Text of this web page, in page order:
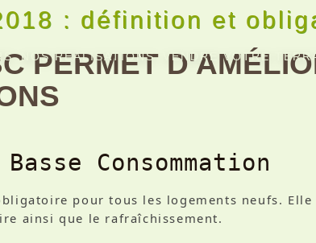
NOS RÉALISATIONS VENDRE VOTRE
: définition et
PERMET
Consommation
pour tous les logements neufs.
ainsi que le rafraîchissement.